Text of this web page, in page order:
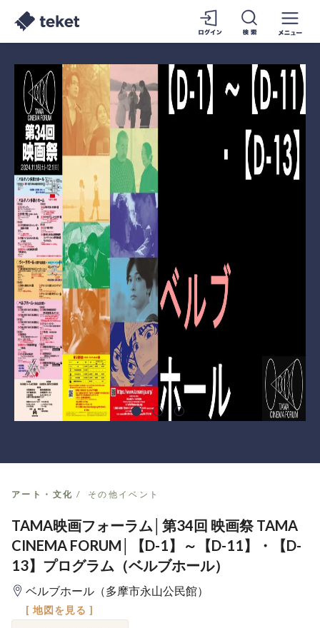
アート・文化 その他イベント
TAMA映画フォーラム│第34回 映画祭 TAMA
CINEMA FORUM│【D-1】～【D-11】・【D-
13】プログラム（ベルブホール）
ベルブホール（多摩市永山公民館）
[ 地図を見る ]